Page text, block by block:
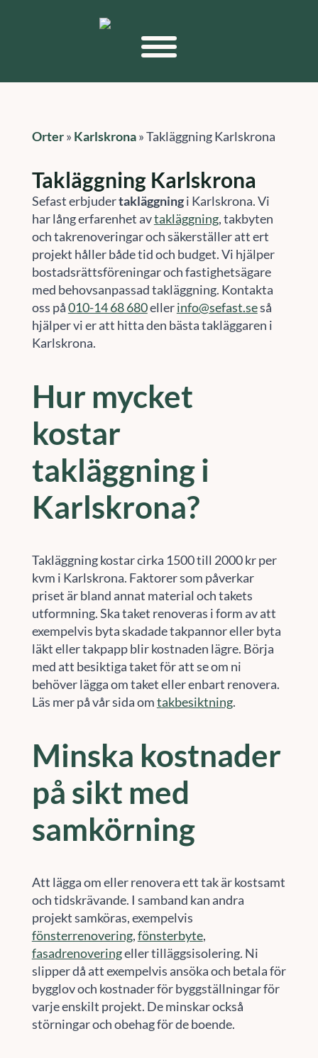
Orter» Karlskrona»Takläggning Karlskrona
Takläggning Karlskrona
Sefast erbjudertakläggningi Karlskrona. Vi
har lång erfarenhet avtakläggning, takbyten
och takrenoveringar och säkerställer att ert
projekt håller både tid och budget. Vi hjälper
bostadsrättsföreningar och fastighetsägare
med behovsanpassad takläggning. Kontakta
oss på010-14 68 680ellerinfo@sefast.seså
hjälper vi er att hitta den bästa takläggaren i
Karlskrona.
Hur mycket
kostar
takläggning i
Karlskrona?
Takläggning kostar cirka 1500 till 2000 kr per
kvm i Karlskrona. Faktorer som påverkar
priset är bland annat material och takets
utformning. Ska taket renoveras i form av att
exempelvis byta skadade takpannor eller byta
läkt eller takpapp blir kostnaden lägre. Börja
med att besiktiga taket för att se om ni
behöver lägga om taket eller enbart renovera.
Läs mer på vår sida omtakbesiktning.
Minska kostnader
på sikt med
samkörning
Att lägga om eller renovera ett tak är kostsamt
och tidskrävande. I samband kan andra
projekt samköras, exempelvis
fönsterrenovering,fönsterbyte,
fasadrenoveringeller tilläggsisolering. Ni
slipper då att exempelvis ansöka och betala för
bygglov och kostnader för byggställningar för
varje enskilt projekt. De minskar också
störningar och obehag för de boende.